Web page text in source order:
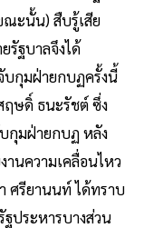
ณะนั้น) สืบรู้เสีย
รัฐบาลจึงได้
กุมฝ่ายกบฏครั้งนี้
ฤษดิ์ ธนะรัชต์ ซึ่ง
กุมฝ่ายกบฏ หลัง
านความเคลื่อนไหว
ศรียานนท์ ได้ทราบ
ประหารบางส่วน